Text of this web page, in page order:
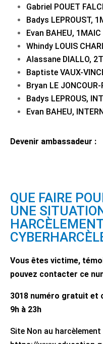
Gabriel POUET
Badys LEPROUST,
Evan BAHEU, 1MAIC
Whindy LOUIS
Alassane DIALLO,
Baptiste VAUX-
Bryan LE
Badys LEPROUS,
Evan BAHEU,
Devenir ambassadeur :
QUE FAIRE
UNE
Vous êtes victime,
pouvez contacter ce
3018 numéro gratuit et
9h à 23h
Site Non au harcèlement